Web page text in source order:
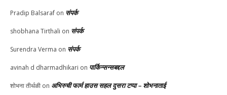
Pradip Balsaraf on संपर्क
shobhana Tirthali on संपर्क
Surendra Verma on संपर्क
avinah d dharmadhikari on पार्किन्सन्सबद्दल
शोभना तीर्थळी on अभिरुची फार्म हाउस सहल दुसरा टप्पा – शोभनाताई